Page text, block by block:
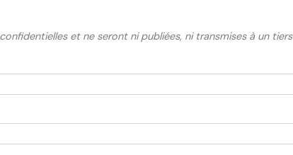
et ne seront ni publiées, ni transmises à un tiers